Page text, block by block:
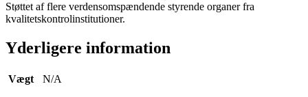
Støttet af flere verdensomspændende styrende organer fra
kvalitetskontrolinstitutioner.
Yderligere information
Vægt N/A